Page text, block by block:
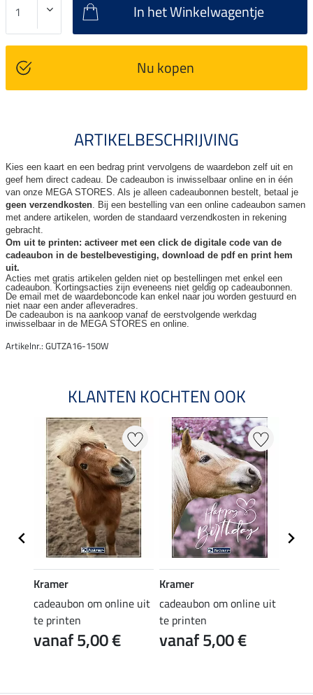
In het Winkelwagentje
Nu kopen
ARTIKELBESCHRIJVING
Kies een kaart en een bedrag print vervolgens de waardebon zelf uit en
geef hem direct cadeau. De cadeaubon is inwisselbaar online en in één
van onze MEGA STORES. Als je alleen cadeaubonnen bestelt, betaal je
geen verzendkosten. Bij een bestelling van een online cadeaubon samen
met andere artikelen, worden de standaard verzendkosten in rekening
gebracht.
Om uit te printen: activeer met een click de digitale code van de
cadeaubon in de bestelbevestiging, download de pdf en print hem
uit.
Acties met gratis artikelen gelden niet op bestellingen met enkel een
cadeaubon. Kortingsacties zijn eveneens niet geldig op cadeaubonnen.
De email met de waardeboncode kan enkel naar jou worden gestuurd en
niet naar een ander afleveradres.
De cadeaubon is na aankoop vanaf de eerstvolgende werkdag
inwisselbaar in de MEGA STORES en online.
Artikelnr.: GUTZA16-150W
KLANTEN KOCHTEN OOK
Kramer
cadeaubon om online uit
te printen
vanaf 5,00 €
Kramer
cadeaubon om online uit
te printen
vanaf 5,00 €